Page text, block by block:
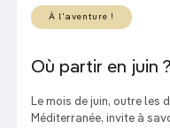
À l'aventure !
Où partir en juin ?
Le mois de juin, outre les
Méditerranée, invite à